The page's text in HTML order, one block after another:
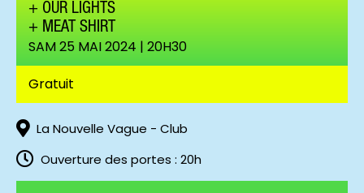
OUR LIGHTS
MEAT SHIRT
SAM 25 MAI 2024 | 20H30
Gratuit
La Nouvelle Vague - Club
Ouverture des portes : 20h